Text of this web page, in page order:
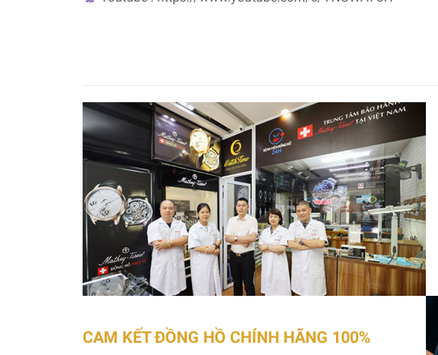
CAM KẾT ĐỒNG HỒ CHÍNH HÃNG 100%